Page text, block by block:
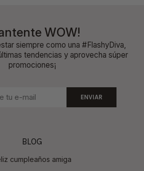
WOW!
siempre como una #FlashyDiva,
tendencias y aprovecha súper
promociones¡
ENVIAR
BLOG
cumpleaños amiga